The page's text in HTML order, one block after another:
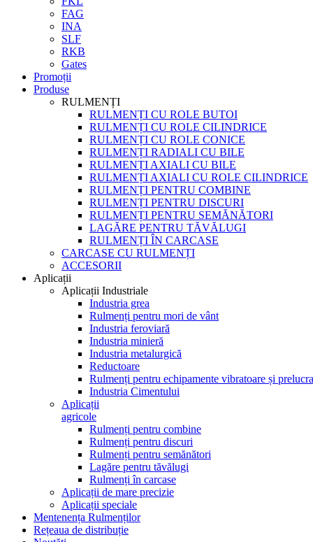
FAG
INA
SLF
RKB
Gates
Promoții
Produse
RULMENȚI
RULMENȚI CU ROLE BUTOI
RULMENȚI CU ROLE CILINDRICE
RULMENȚI CU ROLE CONICE
RULMENȚI RADIALI CU BILE
RULMENȚI AXIALI CU BILE
RULMENȚI AXIALI CU ROLE CILINDRICE
RULMENȚI PENTRU COMBINE
RULMENȚI PENTRU DISCURI
RULMENȚI PENTRU SEMĂNĂTORI
LAGĂRE PENTRU TĂVĂLUGI
RULMENȚI ÎN CARCASE
CARCASE CU RULMENȚI
ACCESORII
Aplicații
Aplicații Industriale
Industria grea
Rulmenți pentru mori de vânt
Industria feroviară
Industria minieră
Industria metalurgică
Reductoare
Rulmenți pentru echipamente vibratoare și
Industria Cimentului
Aplicații
agricole
Rulmenți pentru combine
Rulmenți pentru discuri
Rulmenți pentru semănători
Lagăre pentru tăvălugi
Rulmenți în carcase
Aplicații de mare precizie
Aplicații speciale
Mentenența Rulmenților
Rețeaua de distribuție